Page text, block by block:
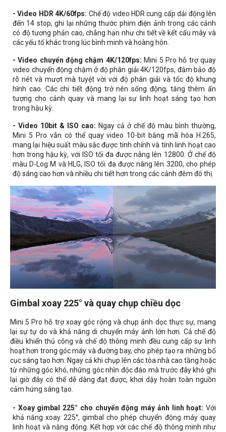
- Video HDR 4K/60fps: Chế độ video HDR cung cấp dải động lên
đến 14 stop, ghi lại những thước phim điện ảnh trong các cảnh
có độ tương phản cao, chẳng hạn như chi tiết về kết cấu mây và
các yếu tố khác trong lúc bình minh và hoàng hôn.
- Video chuyển động chậm 4K/120fps: Mini 5 Pro hỗ trợ quay
video chuyển động chậm ở độ phân giải 4K/120fps, đảm bảo độ
rõ nét và mượt mà tuyệt vời với độ phân giải và tốc độ khung
hình cao. Các chi tiết động trở nên sống động, tăng thêm ấn
tượng cho cảnh quay và mang lại sự linh hoạt sáng tạo hơn
trong hậu kỳ.
- Video 10bit & ISO cao: Ngay cả ở chế độ màu bình thường,
Mini 5 Pro vẫn có thể quay video 10-bit bằng mã hóa H.265,
mang lại hiệu suất màu sắc được tinh chỉnh và tính linh hoạt cao
hơn trong hậu kỳ, với ISO tối đa được nâng lên 12800. Ở chế độ
màu D-Log M và HLG, ISO tối đa được nâng lên 3200, cho phép
độ sáng cao hơn và nhiều chi tiết hơn trong các cảnh đêm đô thị.
Gimbal xoay 225° và quay chụp chiều dọc
Mini 5 Pro hỗ trợ xoay góc rộng và chụp ảnh dọc thực sự, mang
lại sự tự do và khả năng di chuyển máy ảnh lớn hơn. Cả chế độ
điều khiển thủ công và chế độ thông minh đều cung cấp sự linh
hoạt hơn trong góc máy và đường bay, cho phép tạo ra những bố
cục sáng tạo hơn. Ngay cả khi chụp lên các tòa nhà cao tầng hoặc
từ những góc khó, những góc nhìn độc đáo mà trước đây khó ghi
lại giờ đây có thể dễ dàng đạt được, khơi dậy hoàn toàn nguồn
cảm hứng sáng tạo.
- Xoay gimbal 225° cho chuyển động máy ảnh linh hoạt: Với
khả năng xoay 225°, gimbal cho phép chuyển động máy quay
linh hoạt và năng động. Kết hợp với các chế độ thông minh như